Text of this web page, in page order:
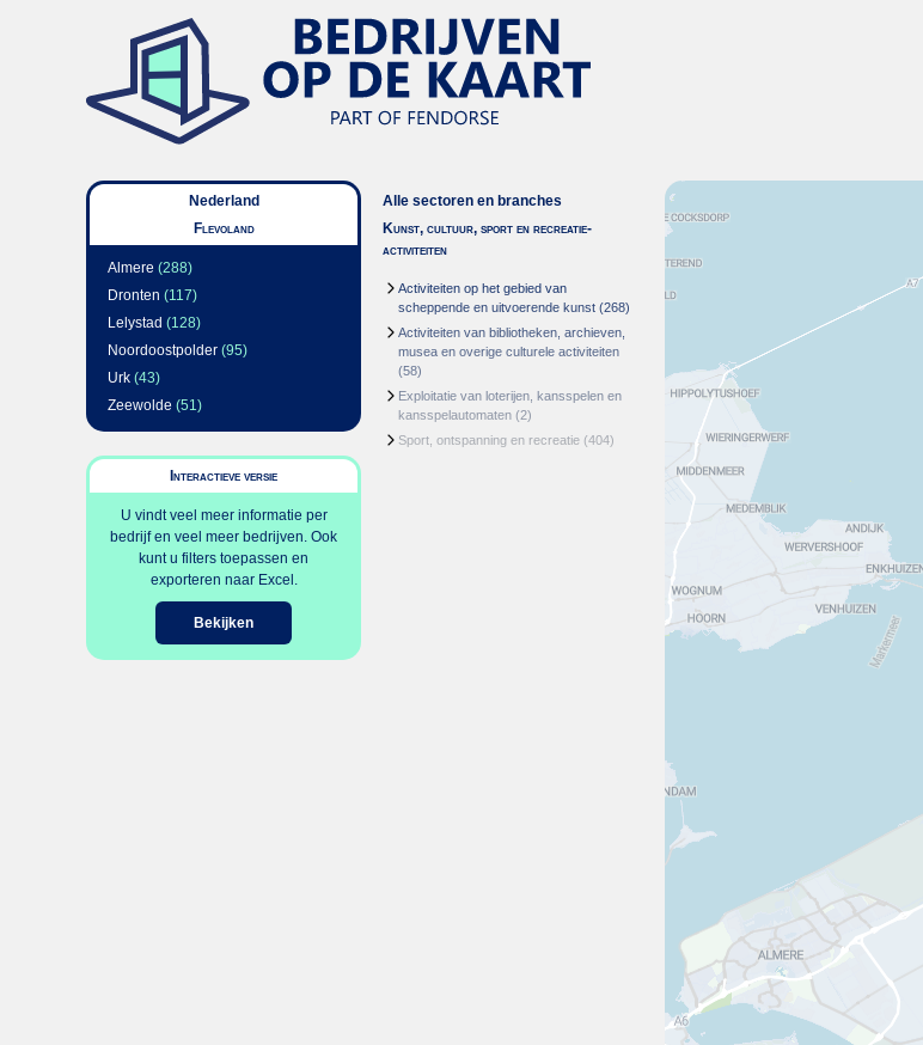
Nederland
Flevoland
Almere (288)
Dronten (117)
Lelystad (128)
Noordoostpolder (95)
Urk (43)
Zeewolde (51)
Interactieve versie
U vindt veel meer informatie per
bedrijf en veel meer bedrijven. Ook
kunt u filters toepassen en
exporteren naar Excel.
Bekijken
Alle sectoren en branches
Kunst, cultuur, sport en recreatie-
activiteiten
Activiteiten op het gebied van
scheppende en uitvoerende kunst (268)
Activiteiten van bibliotheken, archieven,
musea en overige culturele activiteiten
(58)
Exploitatie van loterijen, kansspelen en
kansspelautomaten (2)
Sport, ontspanning en recreatie (404)